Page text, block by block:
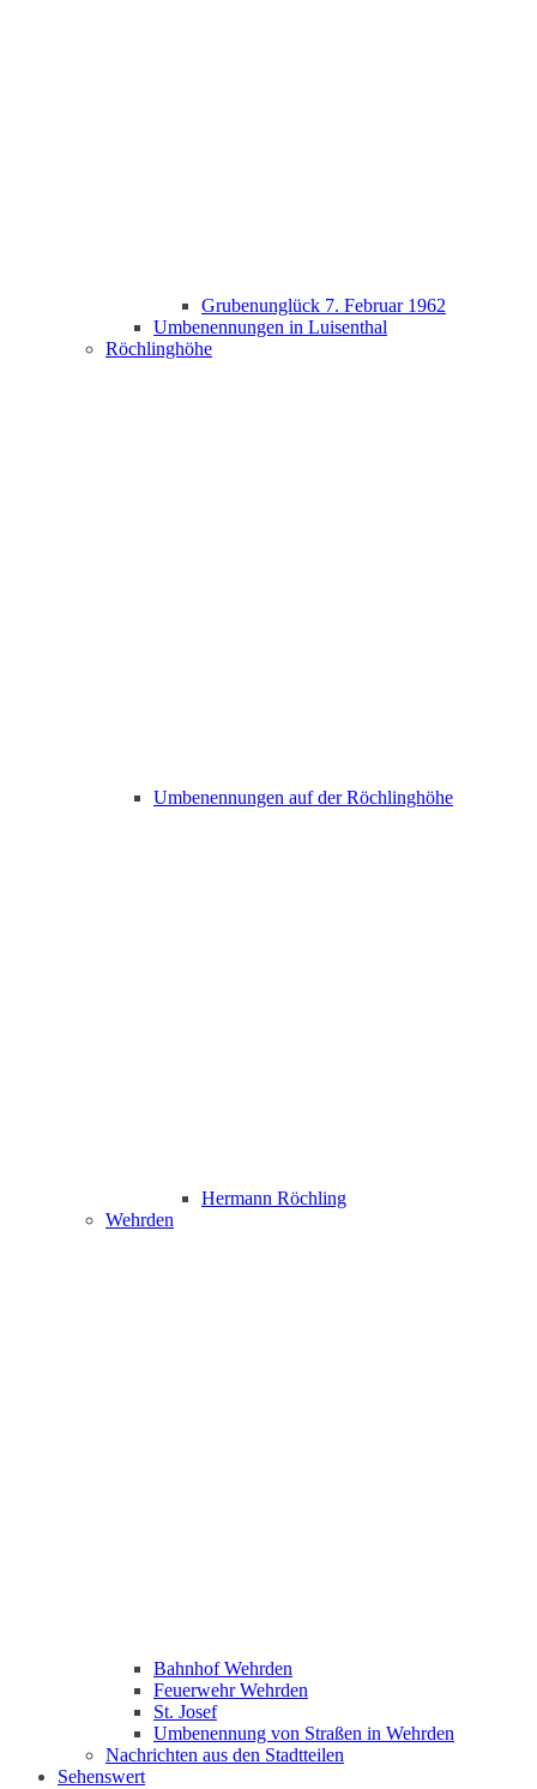
Grubenunglück 7. Februar 1962
Umbenennungen in Luisenthal
Röchlinghöhe
Umbenennungen auf der Röchlinghöhe
Hermann Röchling
Wehrden
Bahnhof Wehrden
Feuerwehr Wehrden
St. Josef
Umbenennung von Straßen in Wehrden
Nachrichten aus den Stadtteilen
Sehenswert